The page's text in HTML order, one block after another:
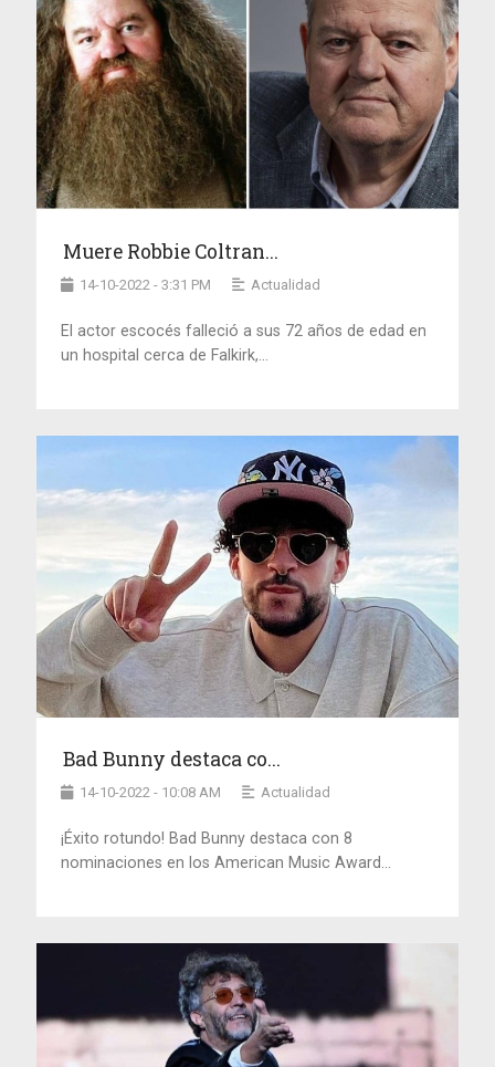
Muere Robbie Coltran...
14-10-2022 - 3:31 PM Actualidad
El actor escocés falleció a sus 72 años de edad en
un hospital cerca de Falkirk,...
Bad Bunny destaca co...
14-10-2022 - 10:08 AM Actualidad
¡Éxito rotundo! Bad Bunny destaca con 8
nominaciones en los American Music Award...